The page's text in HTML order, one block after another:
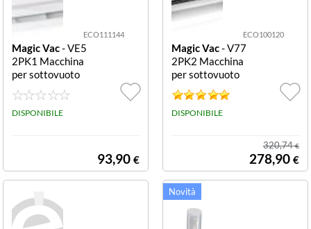
ECO111144
Magic Vac- VE5
2PK1 Macchina
per sottovuoto
170 W MAGIC
VAC SOTTOVU
OTO ELITE 300
DISPONIBILE
93,90 €
ECO100120
Magic Vac- V77
2PK2 Macchina
per sottovuoto
acciaio inox 130
W MAGIC VAC
SOTTOVUOTO
OPPIA POMPA
DISPONIBILE
320,74€
278,90 €